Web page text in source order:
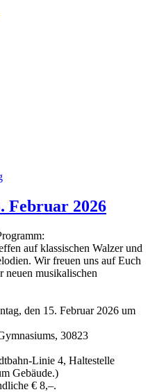
Februar 2026
auf klassischen Walzer und
Wir freuen uns auf Euch
neuen musikalischen
den 15. Februar 2026 um
30823
Linie 4, Haltestelle
Gebäude.)
€ 8,–.